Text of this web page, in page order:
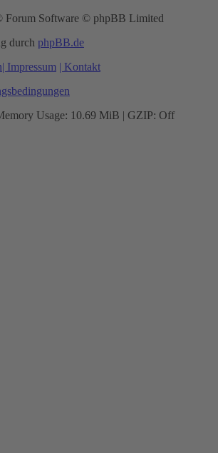
Forum Software © phpBB Limited
durch phpBB.de
| Impressum | Kontakt
Usage: 10.69 MiB | GZIP: Off